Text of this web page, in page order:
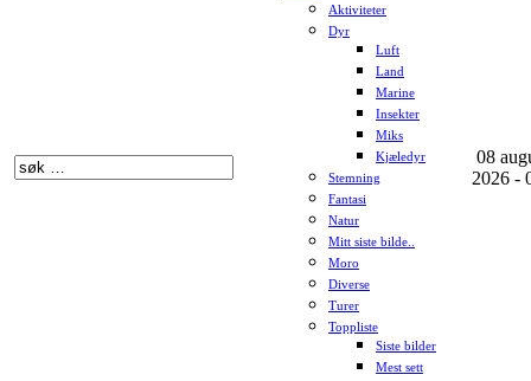
Aktiviteter
Dyr
Luft
Land
Marine
Insekter
Miks
Kjæledyr
Stemning
Fantasi
Natur
Mitt siste bilde..
Moro
Diverse
Turer
Toppliste
Siste bilder
Mest sett
08
2026 -